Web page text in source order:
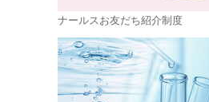
ナールスお友だち紹介制度